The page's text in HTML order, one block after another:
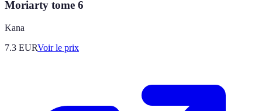
Moriarty tome 6
Kana
7.3 EURVoir le prix